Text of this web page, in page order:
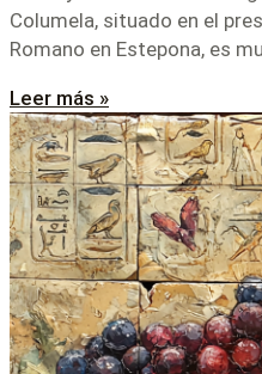
Columela, situado en el
Romano en Estepona, es
Leer más »